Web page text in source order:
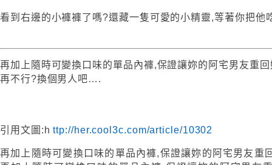
看到右邊的小褲褲了嗎?還藏一隻可愛的小精靈,等著你把他
再加上隨時可變換口味的單品內褲,保證讓妳的阿宅男友重
再不行?換個男人吧….
引用文圖:http://her.cool3c.com/article/10302
再加上隨時可變換口味的單品內褲,保證讓妳的阿宅男友